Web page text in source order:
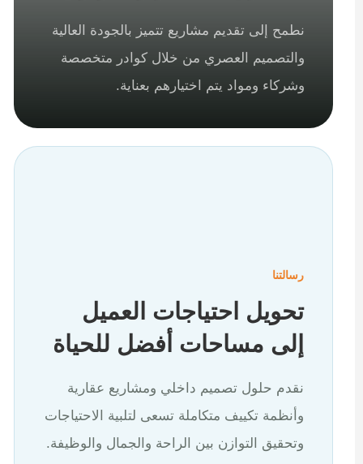
نطمح إلى تقديم مشاريع تتميز بالجودة العالية
والتصميم العصري من خلال كوادر متخصصة
وشركاء ومواد يتم اختيارهم بعناية.
رسالتنا
تحويل احتياجات العميل
إلى مساحات أفضل للحياة
نقدم حلول تصميم داخلي ومشاريع عقارية
وأنظمة تكييف متكاملة تسعى لتلبية الاحتياجات
وتحقيق التوازن بين الراحة والجمال والوظيفة.